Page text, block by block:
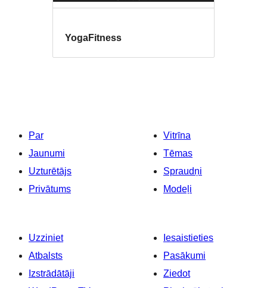
YogaFitness
Par
Jaunumi
Uzturētājs
Privātums
Vitrīna
Tēmas
Spraudņi
Modeļi
Uzziniet
Atbalsts
Izstrādātāji
Iesaistieties
Pasākumi
Ziedot